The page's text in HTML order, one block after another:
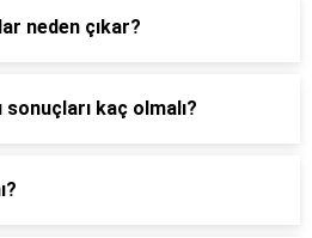
neden çıkar?
kaç olmalı?